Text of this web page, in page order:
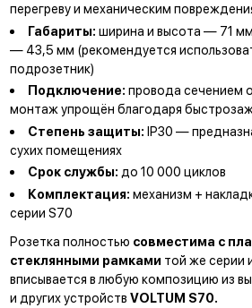
перегреву и механическим
Габариты: ширина и высота — 71
— 43,5 мм (рекомендуется
подрозетник)
Подключение: провода сечением
монтаж упрощён благодаря
Степень защиты:IP30 —
сухих помещениях
Срок службы: до 10 000 циклов
Комплектация: механизм +
серии S70
Розетка полностью совместима с
стеклянными рамками той же серии
вписывается в любую композицию из
и других устройств VOLTUM S70.